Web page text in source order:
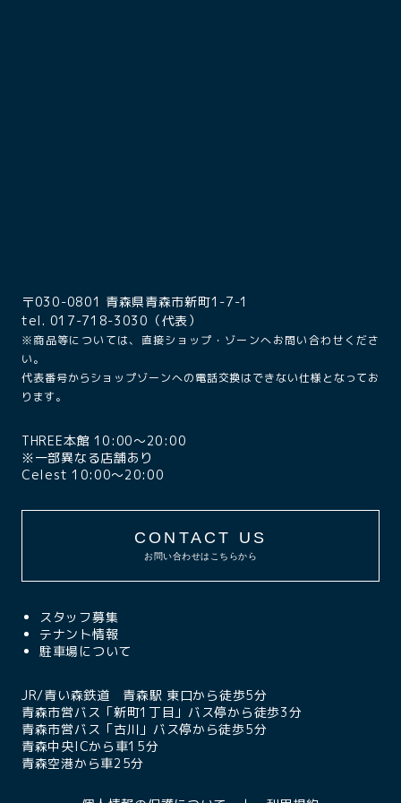
〒030-0801 青森県青森市新町1-7-1
tel. 017-718-3030（代表）
※商品等については、直接ショップ・ゾーンへお問い合わせくださ
い。
代表番号からショップゾーンへの電話交換はできない仕様となってお
ります。
THREE本館 10:00〜20:00
※一部異なる店舗あり
Celest 10:00〜20:00
CONTACT US
お問い合わせはこちらから
スタッフ募集
テナント情報
駐車場について
JR/青い森鉄道 青森駅 東口から徒歩5分
青森市営バス「新町1丁目」バス停から徒歩3分
青森市営バス「古川」バス停から徒歩5分
青森中央ICから車15分
青森空港から車25分